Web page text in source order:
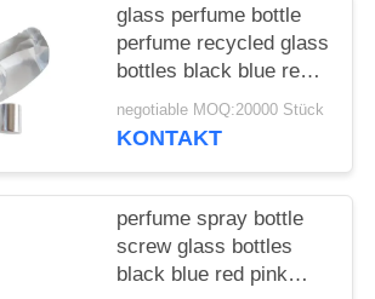
glass perfume bottle
perfume recycled glass
bottles black blue red
pink green cap plastic
and metal
negotiable MOQ:20000 Stück
KONTAKT
perfume spray bottle
screw glass bottles
black blue red pink